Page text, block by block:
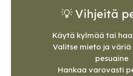
💡 Vihjeitä
Käytä kylmää tai
Valitse mieto ja
pesuaine
Hankaa varovasti